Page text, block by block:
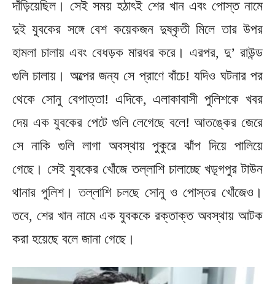
দাঁড়িয়েছিল। সেই সময় হঠাৎই শের খান এবং পোস্ত নামে
দুই যুবকের সঙ্গে বেশ কয়েকজন দুষ্কৃতী মিলে তার উপর
হামলা চালায় এবং বেধড়ক মারধর করে। এরপর, দু’ রাউন্ড
গুলি চালায়। অল্পের জন্য সে প্রাণে বাঁচে! যদিও ঘটনার পর
থেকে সোনু বেপাত্তা! এদিকে, এলাকাবাসী পুলিশকে খবর
দেয় এক যুবকের পেটে গুলি লেগেছে বলে! আতঙ্কের জেরে
সে নাকি গুলি লাগা অবস্থায় পুকুরে ঝাঁপ দিয়ে পালিয়ে
গেছে। সেই যুবকের খোঁজে তল্লাশি চালাচ্ছে খড়্গপুর টাউন
থানার পুলিশ। তল্লাশি চলছে সোনু ও পোস্তর খোঁজেও।
তবে, শের খান নামে এক যুবককে রক্তাক্ত অবস্থায় আটক
করা হয়েছে বলে জানা গেছে।